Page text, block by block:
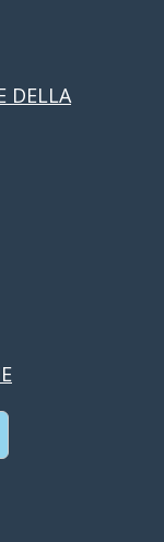
DELLA